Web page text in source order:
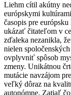
Liehm cítil akútny
európskymi
časopis pre
ukázať čitateľom v
zďaleka nezanikla,
nielen
ovplyvniť spôsob
zmeny. Unikátnou
mutácie navzájom
veľký dôraz na
autonómne. Zatiaľ